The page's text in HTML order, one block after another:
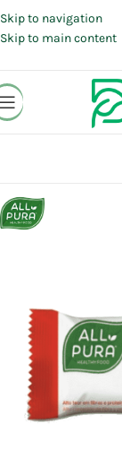
Skip to navigation
Skip to main content